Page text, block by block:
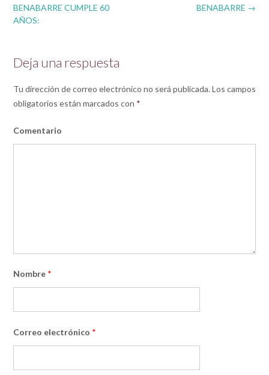
navigation
BENABARRE →
BENABARRE CUMPLE 60
AÑOS:
Deja una respuesta
Tu dirección de correo electrónico no será publicada. Los campos
obligatorios están marcados con *
Comentario
Nombre *
Correo electrónico *